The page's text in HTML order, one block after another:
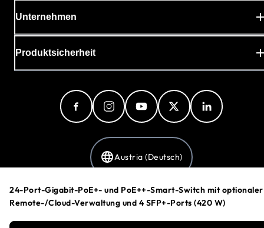
24-Port-Gigabit-PoE+- und PoE++-Smart-Switch mit optionaler
Remote-/Cloud-Verwaltung und 4 SFP+-Ports (420 W)
Unternehmen
Produktsicherheit
Austria (Deutsch)
Datenschutzerklärung
Cookie-Einstellungen